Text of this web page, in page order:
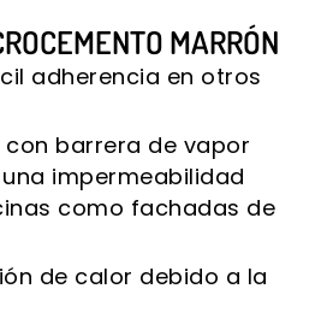
MARRÓN
adherencia en otros
con barrera de vapor
impermeabilidad
como fachadas de
de calor debido a la